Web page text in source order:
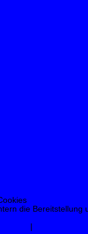
die Bereitstellung